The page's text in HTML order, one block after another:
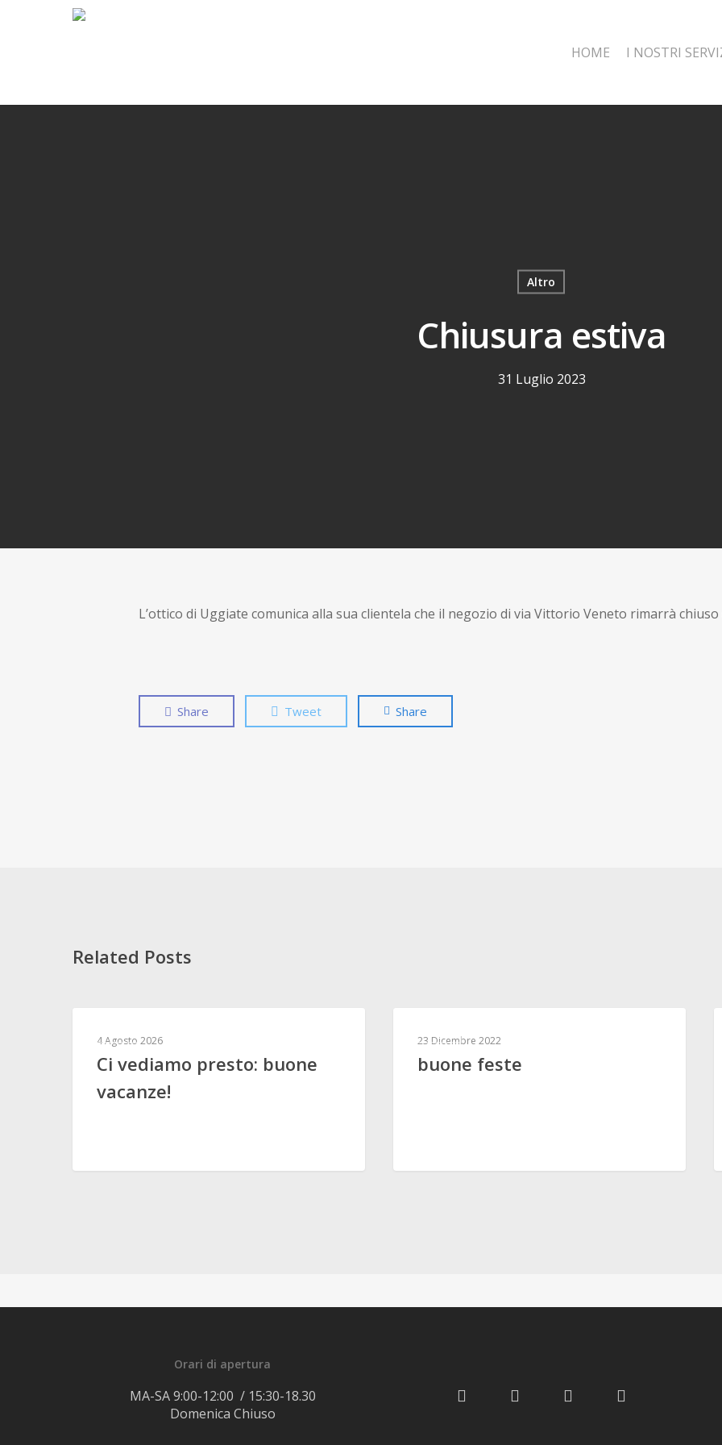
HOME I NOSTRI
Altro
Chiusura estiva
31 Luglio 2023
L’ottico di Uggiate comunica alla sua clientela che il negozio di via Vittorio Veneto rimarrà chiuso
Share Tweet Share
Related Posts
4 Agosto 2026
Ci vediamo presto: buone
vacanze!
23 Dicembre 2022
buone feste
Orari di apertura
MA-SA 9:00-12:00 / 15:30-18.30
Domenica Chiuso